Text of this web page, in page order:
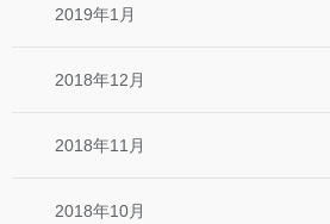
2019年1月
2018年12月
2018年11月
2018年10月